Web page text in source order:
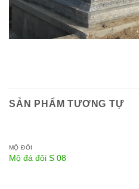
SẢN PHẨM TƯƠNG TỰ
MỘ ĐÔI
Mộ đá đôi S 08